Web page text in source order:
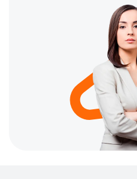
неправильное давление в
давления, отказ в работе
молотье зёрен, неисправность
протечки уплотнителей, сбои в
также проблемы с фильтром
кофемашина Аристон перестала
недостаточно, льёт кофе
работает, её можно
⭐ Преимущества
ремонту кофемашин